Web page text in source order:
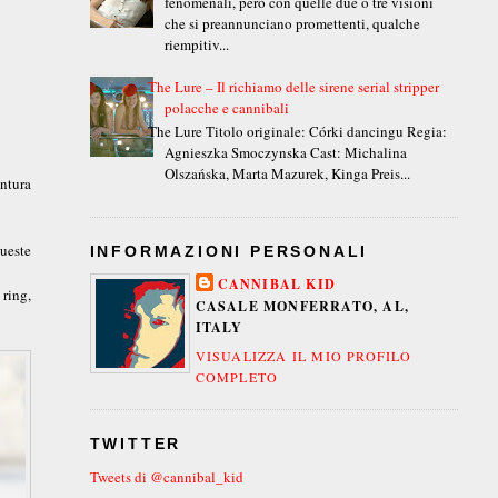
che si preannunciano promettenti, qualche
riempitiv...
The Lure – Il richiamo delle sirene serial stripper
polacche e cannibali
The Lure Titolo originale: Córki dancingu Regia:
Agnieszka Smoczynska Cast: Michalina
Olszańska, Marta Mazurek, Kinga Preis...
INFORMAZIONI PERSONALI
CANNIBAL KID
CASALE MONFERRATO, AL,
ITALY
VISUALIZZA IL MIO PROFILO
COMPLETO
TWITTER
Tweets di @cannibal_kid